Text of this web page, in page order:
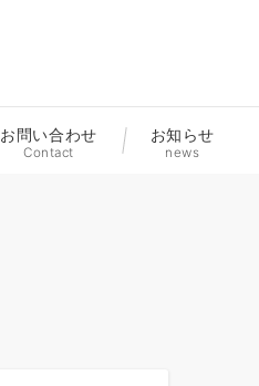
お問い合わせ
Contact
お知らせ
news